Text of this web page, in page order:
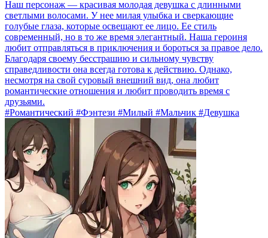
Наш персонаж — красивая молодая девушка с длинными
светлыми волосами. У нее милая улыбка и сверкающие
голубые глаза, которые освещают ее лицо. Ее стиль
современный, но в то же время элегантный. Наша героиня
любит отправляться в приключения и бороться за правое дело.
Благодаря своему бесстрашию и сильному чувству
справедливости она всегда готова к действию. Однако,
несмотря на свой суровый внешний вид, она любит
романтические отношения и любит проводить время с
друзьями.
#Романтический #Фэнтези #Милый #Мальчик #Девушка